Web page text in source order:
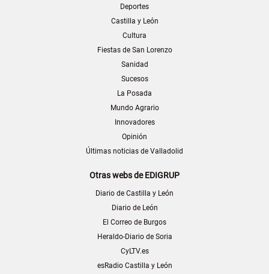
Deportes
Castilla y León
Cultura
Fiestas de San Lorenzo
Sanidad
Sucesos
La Posada
Mundo Agrario
Innovadores
Opinión
Últimas noticias de Valladolid
Otras webs de EDIGRUP
Diario de Castilla y León
Diario de León
El Correo de Burgos
Heraldo-Diario de Soria
CyLTV.es
esRadio Castilla y León